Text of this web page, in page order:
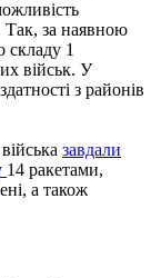
Так, за наявною
складу 1
військ. У
з районів
завдали
14 ракетами,
а також